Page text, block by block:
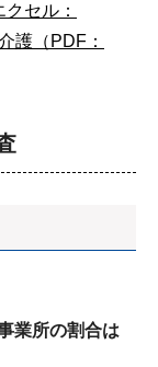
セル：
護（PDF：
業所の割合は